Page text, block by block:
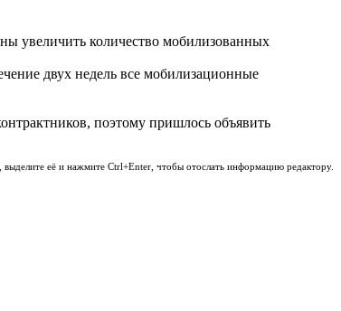
увеличить количество мобилизованных
двух недель все мобилизационные
поэтому пришлось объявить
выделите её и нажмите Ctrl+Enter, чтобы отослать информацию редактору.